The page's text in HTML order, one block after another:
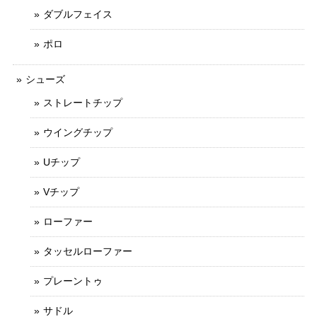
ダブルフェイス
ポロ
シューズ
ストレートチップ
ウイングチップ
Uチップ
Vチップ
ローファー
タッセルローファー
プレーントゥ
サドル